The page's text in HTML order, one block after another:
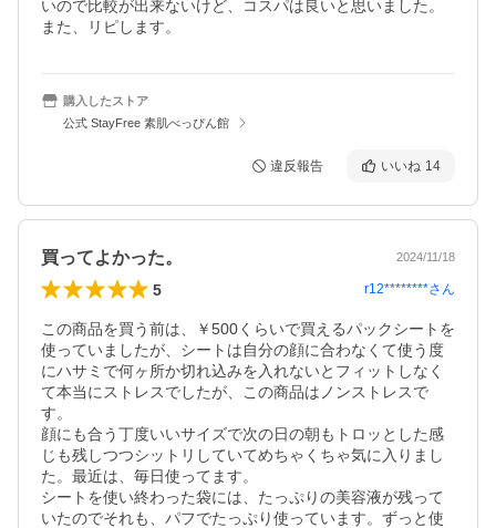
いので比較が出来ないけど、コスパは良いと思いました。
また、リピします。
購入したストア
公式 StayFree 素肌べっぴん館
違反報告 いいね 14
買ってよかった。 2024/11/18
5 r12********さん
この商品を買う前は、￥500くらいで買えるパックシートを
使っていましたが、シートは自分の顔に合わなくて使う度
にハサミで何ヶ所か切れ込みを入れないとフィットしなく
て本当にストレスでしたが、この商品はノンストレスで
す。
顔にも合う丁度いいサイズで次の日の朝もトロッとした感
じも残しつつシットリしていてめちゃくちゃ気に入りまし
た。最近は、毎日使ってます。
シートを使い終わった袋には、たっぷりの美容液が残って
いたのでそれも、パフでたっぷり使っています。ずっと使